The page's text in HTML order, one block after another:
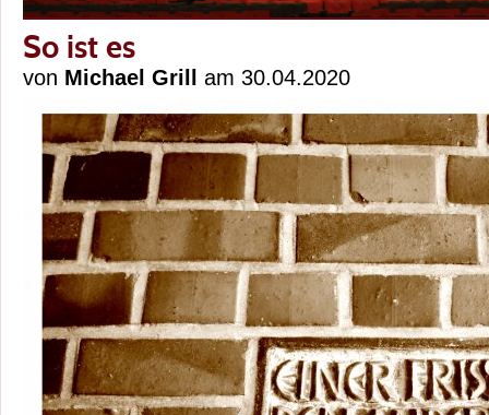
So ist es
von Michael Grill am 30.04.2020